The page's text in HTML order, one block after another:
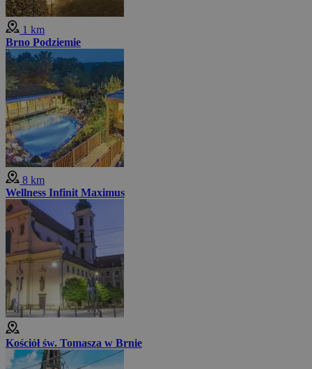
1 km
Brno Podziemie
8 km
Wellness Infinit Maximus
Kościół św. Tomasza w Brnie